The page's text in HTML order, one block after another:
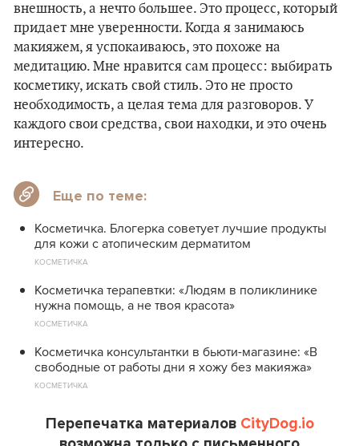
внешность, а нечто большее. Это процесс, который
придает мне уверенности. Когда я занимаюсь
макияжем, я успокаиваюсь, это похоже на
медитацию. Мне нравится сам процесс: выбирать
косметику, искать свой стиль. Это не просто
необходимость, а целая тема для разговоров. У
каждого свои средства, свои находки, и это очень
интересно.
Еще по теме:
Косметичка. Блогерка советует лучшие продукты
для кожи с атопическим дерматитом
КОСМЕТИЧКА
Косметичка терапевтки: «Людям в поликлинике
нужна помощь, а не твоя красота»
КОСМЕТИЧКА
Косметичка консультантки в бьюти-магазине: «В
свободные от работы дни я хожу без макияжа»
КОСМЕТИЧКА
Перепечатка материалов CityDog.io